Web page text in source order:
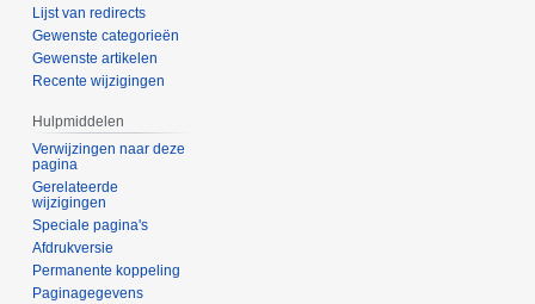
Lijst van redirects
Gewenste categorieën
Gewenste artikelen
Recente wijzigingen
Hulpmiddelen
Verwijzingen naar deze
pagina
Gerelateerde
wijzigingen
Speciale pagina's
Afdrukversie
Permanente koppeling
Paginagegevens